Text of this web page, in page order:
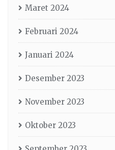
Maret 2024
Februari 2024
Januari 2024
Desember 2023
November 2023
Oktober 2023